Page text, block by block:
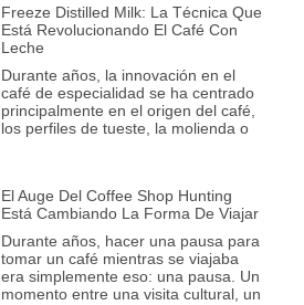
Freeze Distilled Milk: La Técnica Que
Está Revolucionando El Café Con
Leche
Durante años, la innovación en el
café de especialidad se ha centrado
principalmente en el origen del café,
los perfiles de tueste, la molienda o
El Auge Del Coffee Shop Hunting
Está Cambiando La Forma De Viajar
Durante años, hacer una pausa para
tomar un café mientras se viajaba
era simplemente eso: una pausa. Un
momento entre una visita cultural, un